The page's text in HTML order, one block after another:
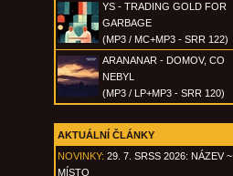
YS - TRADING GOLD FOR
GARBAGE
(MP3 / MC+MP3 - SRR 122)
ARANANAR - DOMOV, CO
NEBYL
(MP3 / LP+MP3 - SRR 120)
AKTUÁLNÍ ČLÁNKY
NOVINKY: 29. 7. SRSS 2026: NÁZEV ~
MÍSTO